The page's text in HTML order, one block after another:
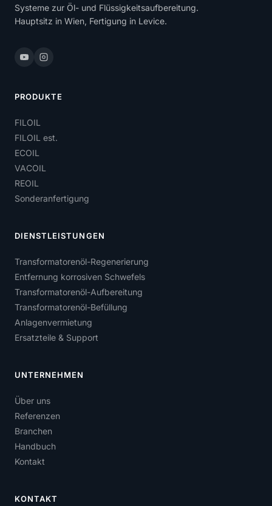
Systeme zur Öl- und Flüssigkeitsaufbereitung.
Hauptsitz in Wien, Fertigung in Levice.
PRODUKTE
FILOIL
FILOIL est.
ECOIL
VACOIL
REOIL
Sonderanfertigung
DIENSTLEISTUNGEN
Transformatorenöl-Regenerierung
Entfernung korrosiven Schwefels
Transformatorenöl-Aufbereitung
Transformatorenöl-Befüllung
Anlagenvermietung
Ersatzteile & Support
UNTERNEHMEN
Über uns
Referenzen
Branchen
Handbuch
Kontakt
KONTAKT